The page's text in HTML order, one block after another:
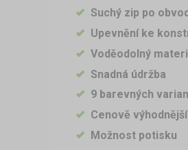
Suchý zip po
Upevnění ke
Voděodolný
Snadná údržba
9 barevných
Cenově
Možnost potisku